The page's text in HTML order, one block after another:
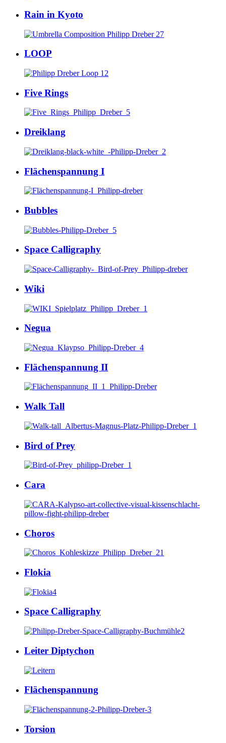
Rain in Kyoto
LOOP
Five Rings
Dreiklang
Flächenspannung I
Bubbles
Space Calligraphy
Wiki
Negua
Flächenspannung II
Walk Tall
Bird of Prey
Cara
Choros
Flokia
Space Calligraphy
Leiter Diptychon
Flächenspannung
Torsion